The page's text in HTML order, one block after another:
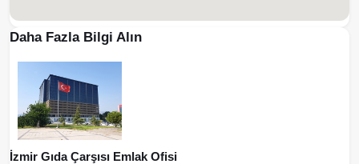
Daha Fazla Bilgi Alın
İzmir Gıda Çarşısı Emlak Ofisi